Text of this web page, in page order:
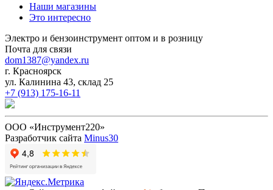
Наши магазины
Это интересно
Электро и бензоинструмент оптом и в розницу
Почта для связи
dom1387@yandex.ru
г. Красноярск
ул. Калинина 43, склад 25
+7 (913) 175-16-11
ООО «Инструмент220»
Разработчик сайта Minus30